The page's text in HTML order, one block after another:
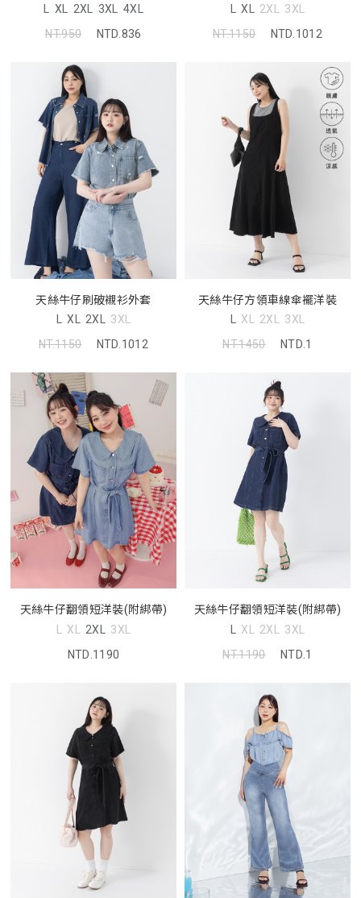
L XL 2XL 3XL 4XL
NT.950
NTD.836
L XL 2XL 3XL
NT.1150
NTD.1012
天絲牛仔刷破襯衫外套
L XL 2XL 3XL
NT.1150
NTD.1012
天絲牛仔方領車線傘襬洋裝
L XL 2XL 3XL
NT.1450
NTD.1
天絲牛仔翻領短洋裝(附綁帶)
L XL 2XL 3XL
NTD.1190
天絲牛仔翻領短洋裝(附綁帶)
L XL 2XL 3XL
NT.1190
NTD.1